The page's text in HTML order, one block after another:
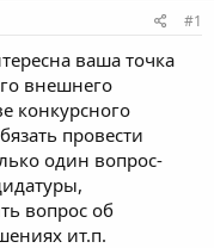
#1
ваша точка
внешнего
конкурсного
провести
один вопрос-
вопрос об
ит.п.